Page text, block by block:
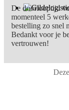
De doorlooptijd
momenteel 5
bestelling zo snel
Bedankt voor je
vertrouwen!